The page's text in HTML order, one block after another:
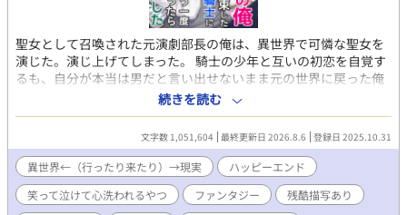
聖女として召喚された元演劇部長の俺は、異世界で可憐な聖女を
演じた。演じ上げてしまった。 騎士の少年と互いの初恋を自覚す
るも、自分が本当は男だと言い出せないまま元の世界に戻った俺
は、 真実を告げるべくもう一度異世界へ向かう。 しかし再度辿り
着いた異世界では、俺は本来の男の姿のままで、少年騎士は立派
な青年騎士へと成長していて……。 第一部 ------【単行本サイズ
で1～4巻】 健気で一途な主人公と、なかなか真実に辿り着けない
不器用ド真面目青年騎士が、 巡礼の旅の中で、互いに相手を想い
つつも絶妙にすれ違う、 両片思いのじれもだファンタジーBLで
す。(最終的に2CP成立します) 『メインCPがくっつくまでを読み
続きを読む
文字数 1,051,604 最終更新日 2026.8.6 登録日 2025.10.31
異世界←（行ったり来たり）→現実
ハッピーエンド
笑って泣けて心洗われるやつ
ファンタジー
残酷描写あり